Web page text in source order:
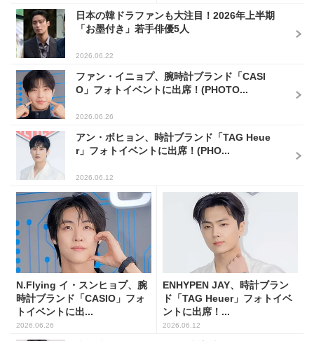
日本の韓ドラファンも大注目！2026年上半期
「お墨付き」若手俳優5人
2026.06.22
ファン・イニョプ、腕時計ブランド「CASI
O」フォトイベントに出席！(PHOTO...
2026.06.26
アン・ボヒョン、時計ブランド「TAG Heue
r」フォトイベントに出席！(PHO...
2026.06.12
N.Flying イ・スンヒョプ、腕
時計ブランド「CASIO」フォ
トイベントに出...
2026.06.26
ENHYPEN JAY、時計ブラン
ド「TAG Heuer」フォトイベ
ントに出席！...
2026.06.12